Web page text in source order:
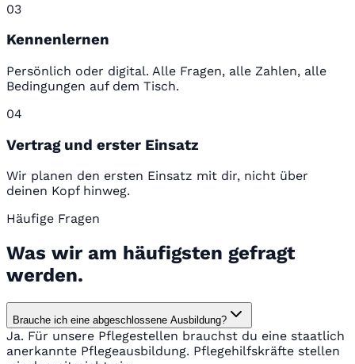
03
Kennenlernen
Persönlich oder digital. Alle Fragen, alle Zahlen, alle
Bedingungen auf dem Tisch.
04
Vertrag und erster Einsatz
Wir planen den ersten Einsatz mit dir, nicht über
deinen Kopf hinweg.
Häufige Fragen
Was wir am häufigsten gefragt
werden.
Brauche ich eine abgeschlossene Ausbildung?
Ja. Für unsere Pflegestellen brauchst du eine staatlich
anerkannte Pflegeausbildung. Pflegehilfskräfte stellen